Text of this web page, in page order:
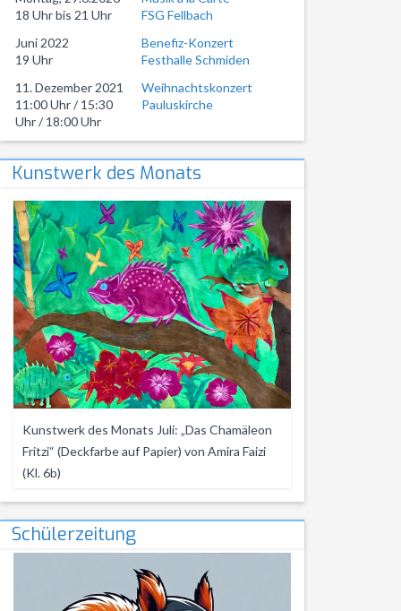
18 Uhr bis 21 Uhr
FSG Fellbach
Juni 2022
19 Uhr
Benefiz-Konzert
Festhalle Schmiden
11. Dezember 2021
11:00 Uhr / 15:30
Uhr / 18:00 Uhr
Weihnachtskonzert
Pauluskirche
Kunstwerk des Monats
Kunstwerk des Monats Juli: „Das Chamäleon
Fritzi“ (Deckfarbe auf Papier) von Amira Faizi
(Kl. 6b)
Schülerzeitung